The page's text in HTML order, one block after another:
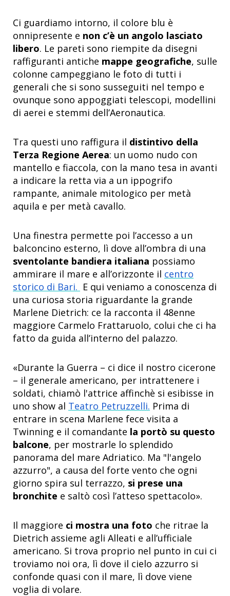
Ci guardiamo intorno, il colore blu è
onnipresente e non c’è un angolo lasciato
libero. Le pareti sono riempite da disegni
raffiguranti antiche mappe geografiche, sulle
colonne campeggiano le foto di tutti i
generali che si sono susseguiti nel tempo e
ovunque sono appoggiati telescopi, modellini
di aerei e stemmi dell’Aeronautica.
Tra questi uno raffigura il distintivo della
Terza Regione Aerea: un uomo nudo con
mantello e fiaccola, con la mano tesa in avanti
a indicare la retta via a un ippogrifo
rampante, animale mitologico per metà
aquila e per metà cavallo.
Una finestra permette poi l’accesso a un
balconcino esterno, lì dove all’ombra di una
sventolante bandiera italiana possiamo
ammirare il mare e all’orizzonte il centro
storico di Bari. E qui veniamo a conoscenza di
una curiosa storia riguardante la grande
Marlene Dietrich: ce la racconta il 48enne
maggiore Carmelo Frattaruolo, colui che ci ha
fatto da guida all’interno del palazzo.
«Durante la Guerra – ci dice il nostro cicerone
– il generale americano, per intrattenere i
soldati, chiamò l'attrice affinchè si esibisse in
uno show al Teatro Petruzzelli. Prima di
entrare in scena Marlene fece visita a
Twinning e il comandante la portò su questo
balcone, per mostrarle lo splendido
panorama del mare Adriatico. Ma "l'angelo
azzurro", a causa del forte vento che ogni
giorno spira sul terrazzo, si prese una
bronchite e saltò così l’atteso spettacolo».
Il maggiore ci mostra una foto che ritrae la
Dietrich assieme agli Alleati e all’ufficiale
americano. Si trova proprio nel punto in cui ci
troviamo noi ora, lì dove il cielo azzurro si
confonde quasi con il mare, lì dove viene
voglia di volare.